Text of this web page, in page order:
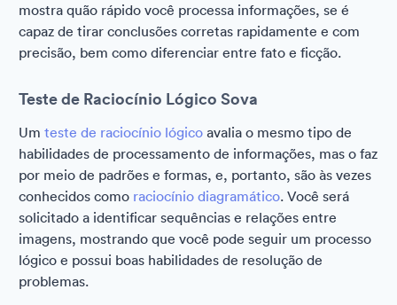
mostra quão rápido você processa informações, se é
capaz de tirar conclusões corretas rapidamente e com
precisão, bem como diferenciar entre fato e ficção.
Teste de Raciocínio Lógico Sova
Um teste de raciocínio lógico avalia o mesmo tipo de
habilidades de processamento de informações, mas o faz
por meio de padrões e formas, e, portanto, são às vezes
conhecidos como raciocínio diagramático. Você será
solicitado a identificar sequências e relações entre
imagens, mostrando que você pode seguir um processo
lógico e possui boas habilidades de resolução de
problemas.